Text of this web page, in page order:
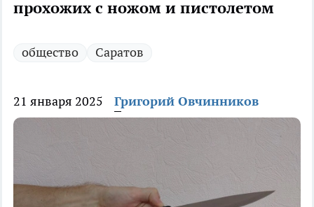
прохожих с ножом и пистолетом
общество Саратов
21 января 2025 Григорий Овчинников